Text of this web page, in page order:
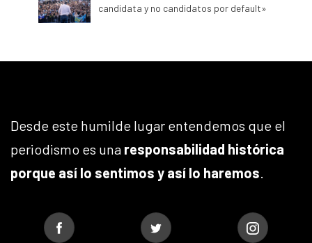
candidata y no candidatos por default»
Desde este humilde lugar entendemos que el
periodismo es una responsabilidad histórica
porque así lo sentimos y así lo haremos.